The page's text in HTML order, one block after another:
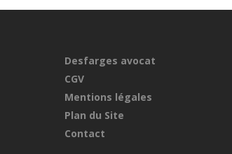
Desfarges avocat
CGV
Mentions légales
Plan du Site
Contact